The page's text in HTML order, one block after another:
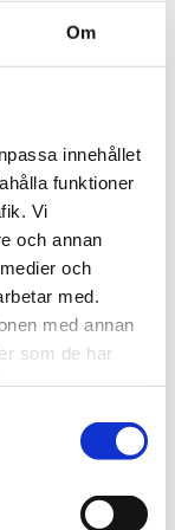
Om
innehållet
funktioner
Vi
och annan
och
med.
med annan
som de har
din
mycket mer än